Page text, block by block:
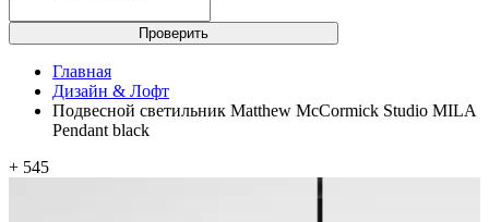
Проверить
Главная
Дизайн & Лофт
Подвесной светильник Matthew McCormick Studio MILA
Pendant black
+ 545